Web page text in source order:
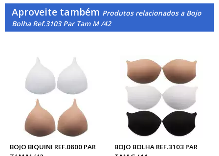
Aproveite também Produtos relacionados a Bojo
Bolha Ref.3103 Par Tam M /42
BOJO BIQUINI REF.0800 PAR
BOJO BOLHA REF.3103 PAR